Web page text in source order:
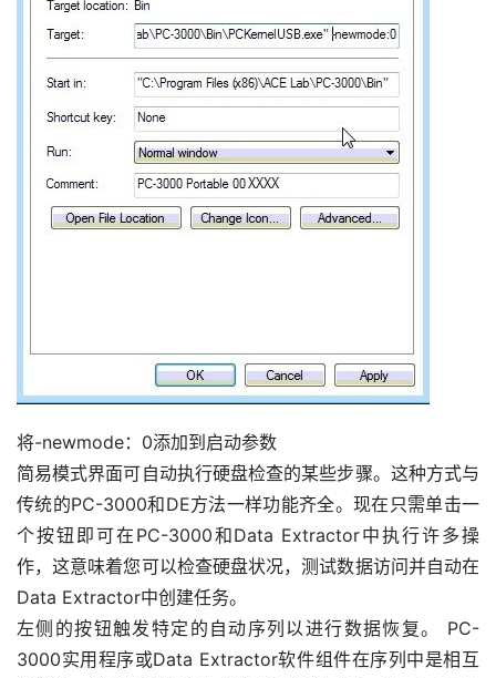
将-newmode：0添加到启动参数
简易模式界面可自动执行硬盘检查的某些步骤。这种方式与
传统的PC-3000和DE方法一样功能齐全。现在只需单击一
个按钮即可在PC-3000和Data Extractor中执行许多操
作，这意味着您可以检查硬盘状况，测试数据访问并自动在
Data Extractor中创建任务。
左侧的按钮触发特定的自动序列以进行数据恢复。 PC-
3000实用程序或Data Extractor软件组件在序列中是相互